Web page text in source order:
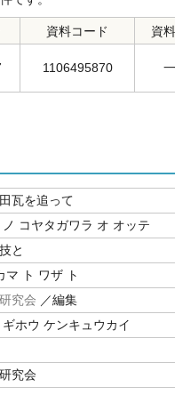
資料コード 資
1106495870
瓦を追って
コヤタガワラ オ オッテ
と
マ ト ワザ ト
究会 ／編集
ホウ ケンキュウカイ
究会